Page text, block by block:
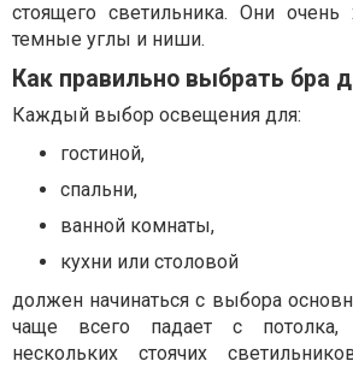
стоящего светильника. Они
темные углы и ниши.
Как правильно выбрать бра
Каждый выбор освещения для:
гостиной,
спальни,
ванной комнаты,
кухни или столовой
должен начинаться с выбора
чаще всего падает с
нескольких стоячих